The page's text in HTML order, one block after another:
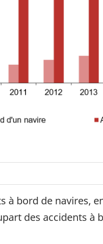
à bord de navires,
des accidents